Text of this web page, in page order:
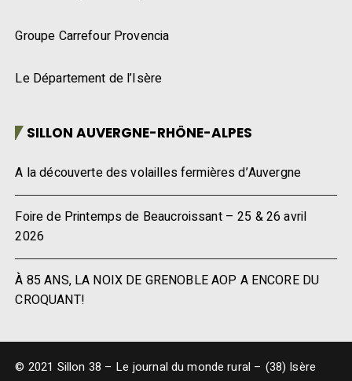
Groupe Carrefour Provencia
Le Département de l’Isère
SILLON AUVERGNE-RHÔNE-ALPES
A la découverte des volailles fermières d’Auvergne
Foire de Printemps de Beaucroissant – 25 & 26 avril
2026
À 85 ANS, LA NOIX DE GRENOBLE AOP A ENCORE DU
CROQUANT!
© 2021 Sillon 38 – Le journal du monde rural – (38) Isère